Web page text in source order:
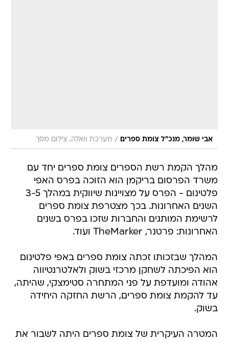
אבי שומר, מנכ"ל צומת ספרים / מערכת וואלה, צילום מסך
מהלך הקמת רשת הספרים צומת ספרים יחד עם
משרד הפרסום בריקמן הוא הזוכה בפרס האפי
פלטינום - הפרס על מצויינות שיווקית במהלך 3-5
השנים האחרונות. בכך מצטרפת צומת ספרים
לרשימת המותגים והחברות שזכו בפרס בשנים
האחרונות: פרטנר, TheMarker ועוד.
המהלך שבזכותו זכתה צומת ספרים באפי פלטינום
הוא הפיכתה לשחקן מרכזי בשוק ולאלטרנטיווה
אהודה ומועדפת על פני המתחרה סטימצקי, שהיתה,
עד להקמת צומת ספרים, הרשת החזקה היחידה
בשוק.
המטרה העיקרית של צומת ספרים היתה לשבור את